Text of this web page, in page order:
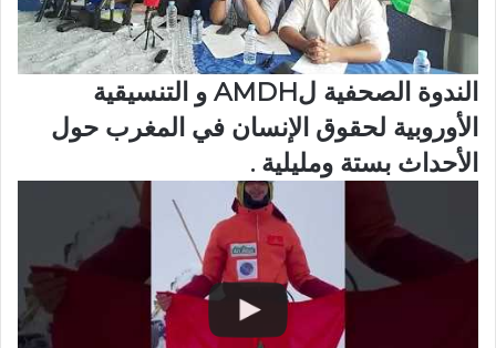
الندوة الصحفية لAMDH و التنسيقية
الأوروبية لحقوق الإنسان في المغرب حول
الأحداث بستة ومليلية .